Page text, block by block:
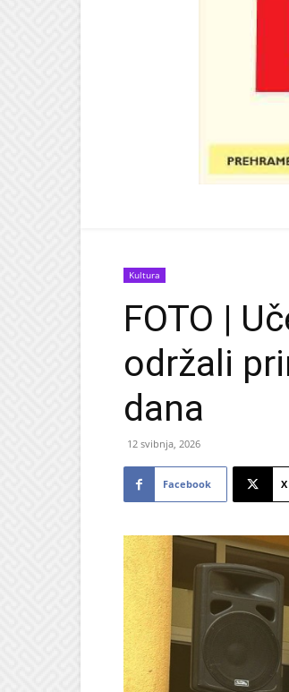
Kultura
FOTO |
održali
dana
12 svibnja, 2026
Facebook X